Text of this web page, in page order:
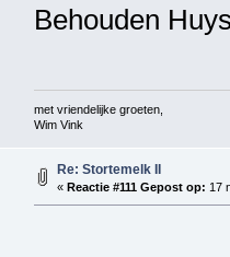
Behouden
met vriendelijke groeten,
Wim Vink
Re: Stortemelk II
« Reactie #111 Gepost op: 17